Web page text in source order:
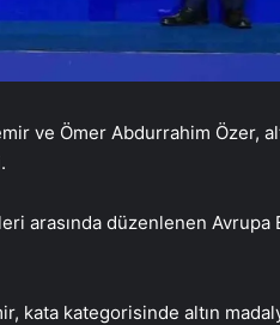
ve Ömer Abdurrahim Özer,
arasında düzenlenen
kata kategorisinde altın